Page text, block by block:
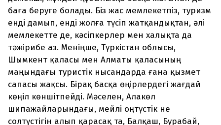
баға беруге болады. Біз жас мемлекетпіз, туризм
енді дамып, енді жолға түсіп жатқандықтан, әлі
мемлекетте де, кәсіпкерлер мен халықта да
тәжірибе аз. Меніңше, Түркістан облысы,
Шымкент қаласы мен Алматы қаласының
маңындағы туристік нысандарда ғана қызмет
сапасы жақсы. Бірақ басқа өңірлердегі жағдай
көңіл көншітпейді. Мәселен, Алакөл
шипажайларындағы, мейлі оңтүстік не
солтүстігін алып қарасақ та, Балқаш, Бурабай,